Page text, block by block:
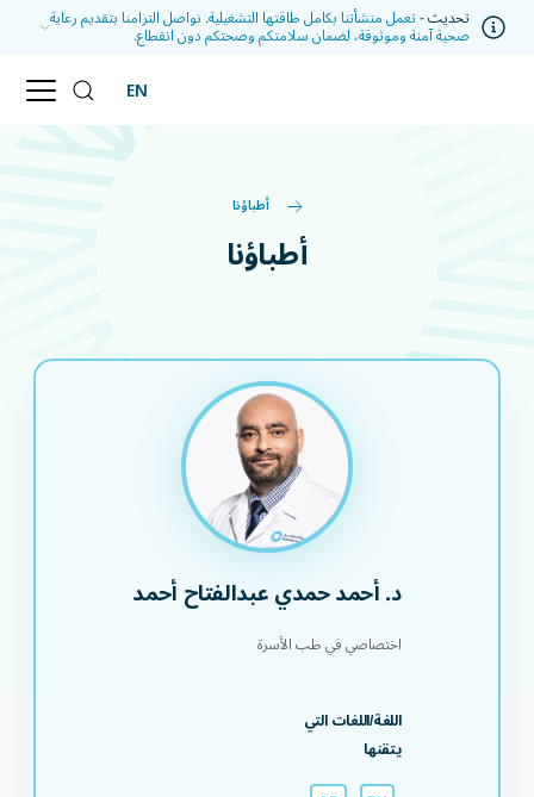
تحديث -تعمل منشأتنا بكامل طاقتها التشغيلية. نواصل التزامنا بتقديم رعاية
صحية آمنة وموثوقة، لضمان سلامتكم وصحتكم دون انقطاع.
EN
أطباؤنا
أطباؤنا
د. أحمد حمدي عبدالفتاح أحمد
اختصاصي في طب الأسرة
اللغة/اللغات التي
يتقنها